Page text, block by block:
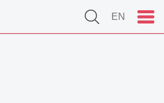
EN